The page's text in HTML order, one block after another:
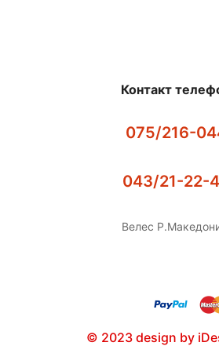
Контакт
075/216-
043/21-22-
Велес
© 2023 design by